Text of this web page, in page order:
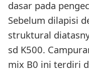
dasar pada
Sebelum dilapisi
struktural
sd K500.
mix B0 ini terdiri